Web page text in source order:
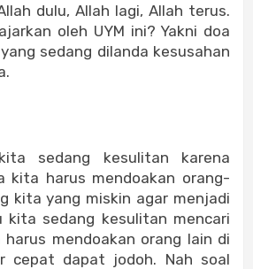
dulu, Allah lagi, Allah terus.
oleh UYM ini? Yakni doa
sedang dilanda kesusahan
sedang kesulitan karena
kita harus mendoakan orang-
kita yang miskin agar menjadi
kita sedang kesulitan mencari
mendoakan orang lain di
cepat dapat jodoh. Nah soal